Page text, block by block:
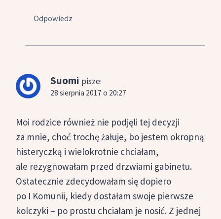
Odpowiedz
Suomi pisze:
28 sierpnia 2017 o 20:27
Moi rodzice również nie podjęli tej decyzji
za mnie, choć trochę żałuje, bo jestem okropną
histeryczką i wielokrotnie chciałam,
ale rezygnowałam przed drzwiami gabinetu.
Ostatecznie zdecydowałam się dopiero
po I Komunii, kiedy dostałam swoje pierwsze
kolczyki – po prostu chciałam je nosić. Z jednej